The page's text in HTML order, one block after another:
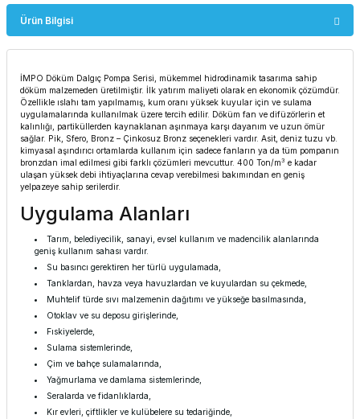
Ürün Bilgisi
İMPO Döküm Dalgıç Pompa Serisi, mükemmel hidrodinamik tasarıma sahip
döküm malzemeden üretilmiştir. İlk yatırım maliyeti olarak en ekonomik çözümdür.
Özellikle ıslahı tam yapılmamış, kum oranı yüksek kuyular için ve sulama
uygulamalarında kullanılmak üzere tercih edilir. Döküm fan ve difüzörlerin et
kalınlığı, partiküllerden kaynaklanan aşınmaya karşı dayanım ve uzun ömür
sağlar. Pik, Sfero, Bronz – Çinkosuz Bronz seçenekleri vardır. Asit, deniz tuzu vb.
kimyasal aşındırıcı ortamlarda kullanım için sadece fanların ya da tüm pompanın
bronzdan imal edilmesi gibi farklı çözümleri mevcuttur. 400 Ton/m3 e kadar
ulaşan yüksek debi ihtiyaçlarına cevap verebilmesi bakımından en geniş
yelpazeye sahip serilerdir.
Uygulama Alanları
Tarım, belediyecilik, sanayi, evsel kullanım ve madencilik alanlarında
geniş kullanım sahası vardır.
Su basıncı gerektiren her türlü uygulamada,
Tanklardan, havza veya havuzlardan ve kuyulardan su çekmede,
Muhtelif türde sıvı malzemenin dağıtımı ve yükseğe basılmasında,
Otoklav ve su deposu girişlerinde,
Fıskiyelerde,
Sulama sistemlerinde,
Çim ve bahçe sulamalarında,
Yağmurlama ve damlama sistemlerinde,
Seralarda ve fidanlıklarda,
Kır evleri, çiftlikler ve kulübelere su tedariğinde,